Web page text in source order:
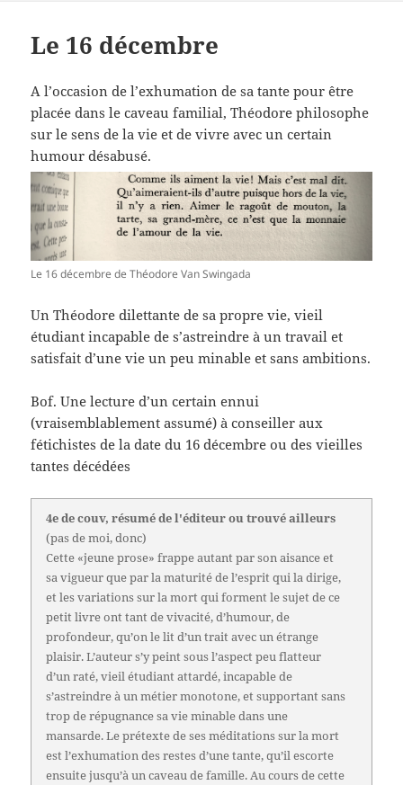
Le 16 décembre
A l’occasion de l’exhumation de sa tante pour être
placée dans le caveau familial, Théodore philosophe
sur le sens de la vie et de vivre avec un certain
humour désabusé.
Le 16 décembre de Théodore Van Swingada
Un Théodore dilettante de sa propre vie, vieil
étudiant incapable de s’astreindre à un travail et
satisfait d’une vie un peu minable et sans ambitions.
Bof. Une lecture d’un certain ennui
(vraisemblablement assumé) à conseiller aux
fétichistes de la date du 16 décembre ou des vieilles
tantes décédées
4e de couv, résumé de l'éditeur ou trouvé ailleurs
(pas de moi, donc)
Cette «jeune prose» frappe autant par son aisance et
sa vigueur que par la maturité de l’esprit qui la dirige,
et les variations sur la mort qui forment le sujet de ce
petit livre ont tant de vivacité, d’humour, de
profondeur, qu’on le lit d’un trait avec un étrange
plaisir. L’auteur s’y peint sous l’aspect peu flatteur
d’un raté, vieil étudiant attardé, incapable de
s’astreindre à un métier monotone, et supportant sans
trop de répugnance sa vie minable dans une
mansarde. Le prétexte de ses méditations sur la mort
est l’exhumation des restes d’une tante, qu’il escorte
ensuite jusqu’à un caveau de famille. Au cours de cette